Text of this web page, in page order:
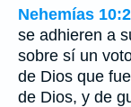
Nehemías
se adhieren a
sobre sí un
de Dios que
de Dios, y de